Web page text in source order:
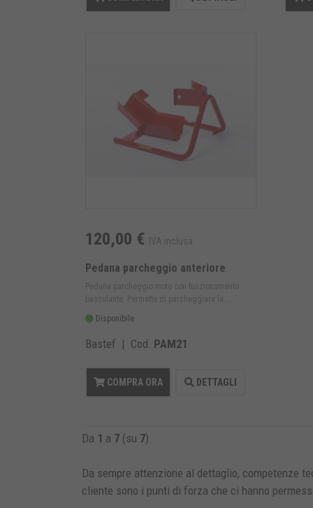
120,00 € IVA inclusa
Pedana parcheggio anteriore
Pedana parcheggio moto con funzionamento
basculante. Permette di parcheggiare la ...
Disponibile
Bastef | Cod. PAM21
COMPRA ORA DETTAGLI
Da 1 a 7 (su 7)
Da sempre attenzione al dettaglio, competenze
cliente sono i punti di forza che ci hanno